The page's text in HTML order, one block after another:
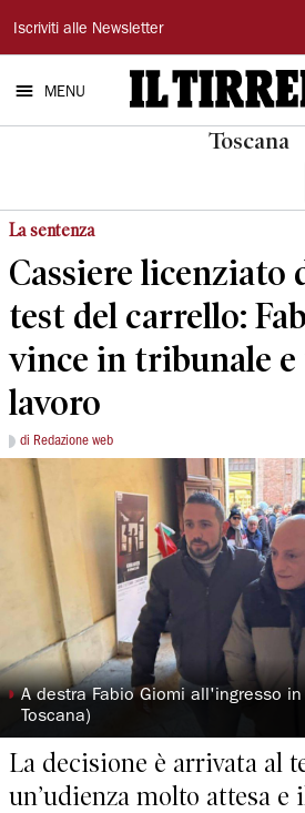
Il
Tirreno
Iscriviti alle Newsletter
MENU
Toscana
La sentenza
Cassiere licenziato
test del carrello:
vince in tribunale e
lavoro
di Redazione web
◗A destra Fabio Giomi all'ingresso
Toscana)
La decisione è arrivata al
un’udienza molto attesa e